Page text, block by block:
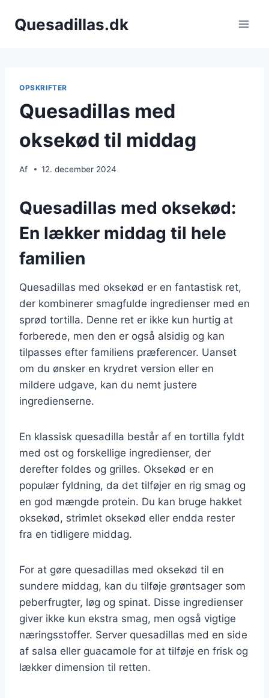
Quesadillas.dk
OPSKRIFTER
Quesadillas med
oksekød til middag
Af 12. december 2024
Quesadillas med oksekød:
En lækker middag til hele
familien
Quesadillas med oksekød er en fantastisk ret,
der kombinerer smagfulde ingredienser med en
sprød tortilla. Denne ret er ikke kun hurtig at
forberede, men den er også alsidig og kan
tilpasses efter familiens præferencer. Uanset
om du ønsker en krydret version eller en
mildere udgave, kan du nemt justere
ingredienserne.
En klassisk quesadilla består af en tortilla fyldt
med ost og forskellige ingredienser, der
derefter foldes og grilles. Oksekød er en
populær fyldning, da det tilføjer en rig smag og
en god mængde protein. Du kan bruge hakket
oksekød, strimlet oksekød eller endda rester
fra en tidligere middag.
For at gøre quesadillas med oksekød til en
sundere middag, kan du tilføje grøntsager som
peberfrugter, løg og spinat. Disse ingredienser
giver ikke kun ekstra smag, men også vigtige
næringsstoffer. Server quesadillas med en side
af salsa eller guacamole for at tilføje en frisk og
lækker dimension til retten.